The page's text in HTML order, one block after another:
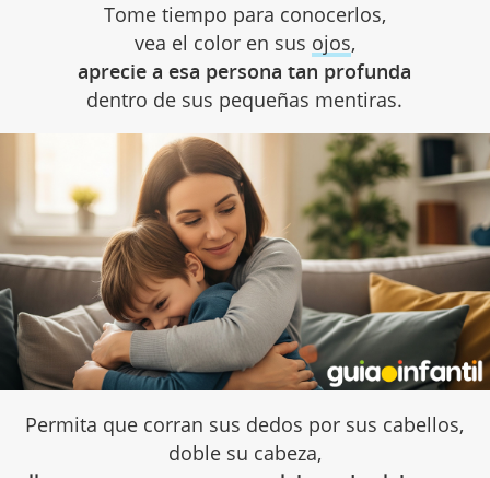
Tome tiempo para conocerlos,
vea el color en sus ojos,
aprecie a esa persona tan profunda
dentro de sus pequeñas mentiras.
Permita que corran sus dedos por sus cabellos,
doble su cabeza,